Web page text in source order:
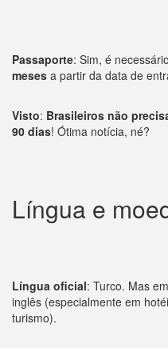
Passaporte: Sim, é
meses a partir da data de
Visto: Brasileiros não
90 dias! Ótima notícia, né?
Língua e
Língua oficial: Turco. Mas
inglês (especialmente em
turismo).